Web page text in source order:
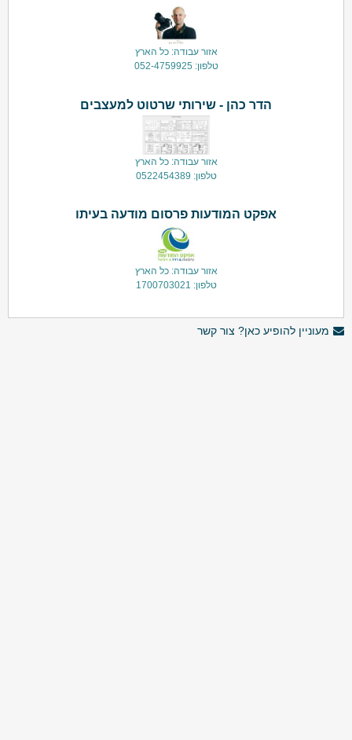
אזור עבודה: כל הארץ
טלפון: 052-4759925
הדר כהן - שירותי שרטוט למעצבים
אזור עבודה: כל הארץ
טלפון: 0522454389
אפקט המודעות פרסום מודעה בעיתו
אזור עבודה: כל הארץ
טלפון: 1700703021
מעוניין להופיע כאן? צור קשר